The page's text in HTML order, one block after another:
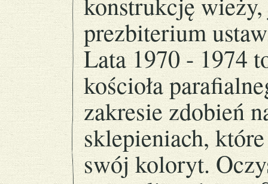
prezbiterium
Lata 1970 - 1974
kościoła
zakresie zdobień
sklepieniach,
swój koloryt.